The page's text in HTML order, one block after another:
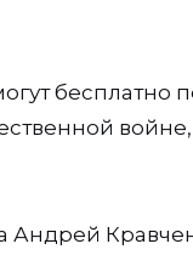
бесплатно
Андрей